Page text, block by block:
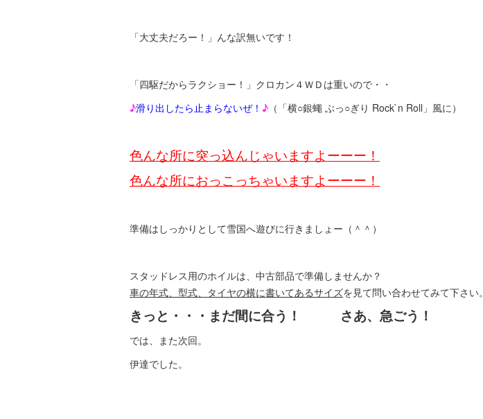
「大丈夫だろー！」んな訳無いです！
「四駆だからラクショー！」クロカン４ＷＤは重いので・・
♪滑り出したら止まらないぜ！ ♪ （「横○銀蠅 ぶっ○ぎり Rock`n Roll」風に）
色んな所に突っ込んじゃいますよーーー！
色んな所におっこっちゃいますよーーー！
準備はしっかりとして雪国へ遊びに行きましょー（＾＾）
スタッドレス用のホイルは、中古部品で準備しませんか？
車の年式、型式、タイヤの横に書いてあるサイズを見て問い合わせてみて下さい。
きっと・・・まだ間に合う！ さあ、急ごう！
では、また次回。
伊達でした。